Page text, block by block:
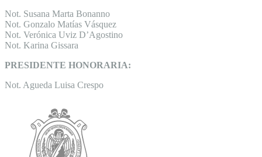
Not. Susana Marta Bonanno
Not. Gonzalo Matías Vásquez
Not. Verónica Uviz D’Agostino
Not. Karina Gissara
PRESIDENTE HONORARIA:
Not. Agueda Luisa Crespo